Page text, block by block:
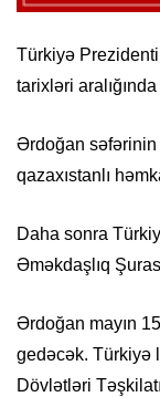
Türkiyə
tarixləri
Ərdoğan səfərinin
qazaxıstanlı
Daha sonra
Əməkdaşlıq
Ərdoğan mayın
gedəcək. Türkiyə
Dövlətləri